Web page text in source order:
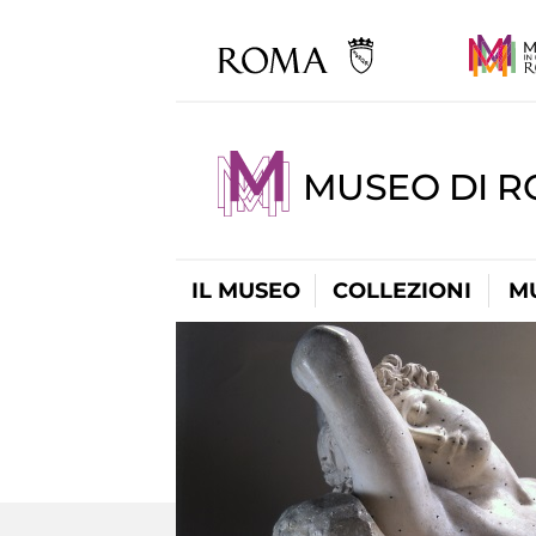
MUSEO DI
IL MUSEO COLLEZIONI